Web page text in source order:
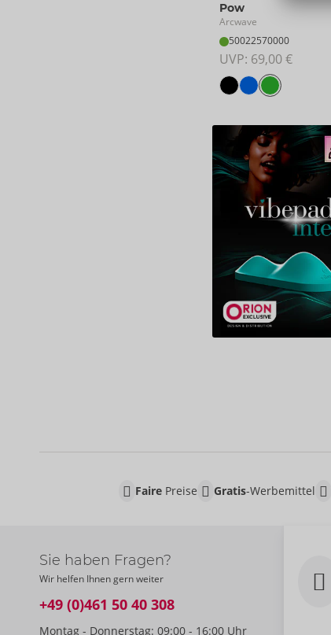
Pow
Arcwave
50022570000
UVP: 69,00 €
FairePreise Gratis-Werbemittel
Sie haben Fragen?
Wir helfen Ihnen gern weiter
+49 (0)461 50 40 308
Montag - Donnerstag: 09:00 - 16:00 Uhr